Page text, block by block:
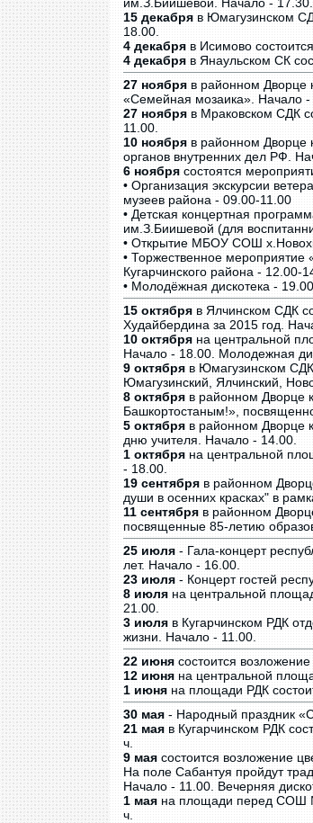
15 декабря в Юмагузинском
18.00.
4 декабря в Исимово
4 декабря в Янаульском СК
27 ноября в районном Дворце
«Семейная мозаика». Начало -
27 ноября в Мраковском СДК
11.00.
10 ноября в районном Дворце
органов внутренних дел РФ.
6 ноября состоятся
• Организация экскурсии
музеев района - 09.00-11.00
• Детская концертная
им.З.Биишевой (для
• Открытие МБОУ СОШ
• Торжественное
Кугарчинского района - 12.00-
• Молодёжная дискотека -
15 октября в Ялчинском СДК
Худайбердина за 2015 год.
10 октября на центральной
Начало - 18.00. Молодежная
9 октября в Юмагузинском
Юмагузинский, Ялчинский,
8 октября в районном Дворце
Башкортостаным!»,
5 октября в районном Дворце
дню учителя. Начало - 14.00.
1 октября на центральной
- 18.00.
19 сентября в районном
души в осенних красках" в
11 сентября в районном
посвященные 85-летию
25 июля - Гала-концерт
лет. Начало - 16.00.
23 июля - Концерт гостей
8 июля на центральной
21.00.
3 июля в Кугарчинском РДК
жизни. Начало - 11.00.
22 июня состоится
12 июня на центральной
1 июня на площади РДК
30 мая - Народный праздник
21 мая в Кугарчинском РДК
ч.
9 мая состоится возложение
На поле Сабантуя пройдут
Начало - 11.00. Вечерняя
1 мая на площади перед СОШ
ч.